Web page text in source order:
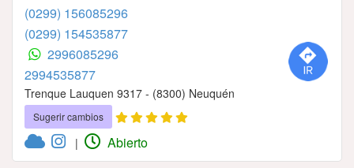
(0299) 156085296
(0299) 154535877
2996085296
2994535877
Trenque Lauquen 9317 - (8300) Neuquén
Sugerir cambios
| Abierto